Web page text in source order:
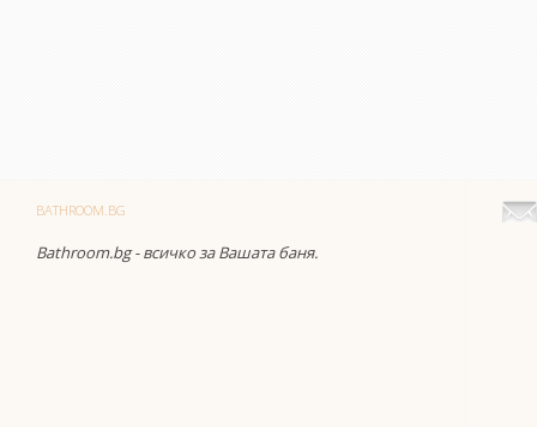
BATHROOM.BG
Bathroom.bg - всичко за Вашата баня.